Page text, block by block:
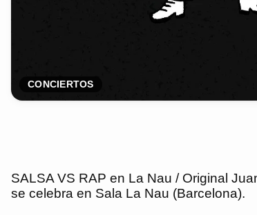
CONCIERTOS
SALSA VS RAP en La Nau / Original
se celebra en Sala La Nau (Barcelona).